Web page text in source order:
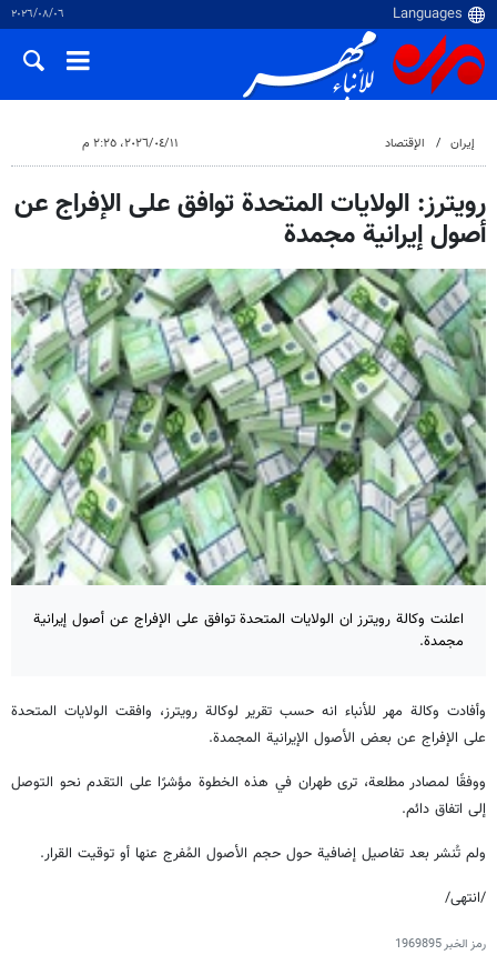
٠٦‏/٠٨‏/٢٠٢٦
إيران الإقتصاد ١١‏/٠٤‏/٢٠٢٦، ٢:٢٥ م
رویترز: الولايات المتحدة توافق على الإفراج عن
أصول إيرانية مجمدة
اعلنت وکالة رويترز ان الولايات المتحدة توافق على الإفراج عن أصول إيرانية
مجمدة.
وأفادت وكالة مهر للأنباء انه حسب تقرير لوكالة رويترز، وافقت الولايات المتحدة
على الإفراج عن بعض الأصول الإيرانية المجمدة.
ووفقًا لمصادر مطلعة، ترى طهران في هذه الخطوة مؤشرًا على التقدم نحو التوصل
إلى اتفاق دائم.
ولم تُنشر بعد تفاصيل إضافية حول حجم الأصول المُفرج عنها أو توقيت القرار.
/انتهى/
رمز الخبر1969895